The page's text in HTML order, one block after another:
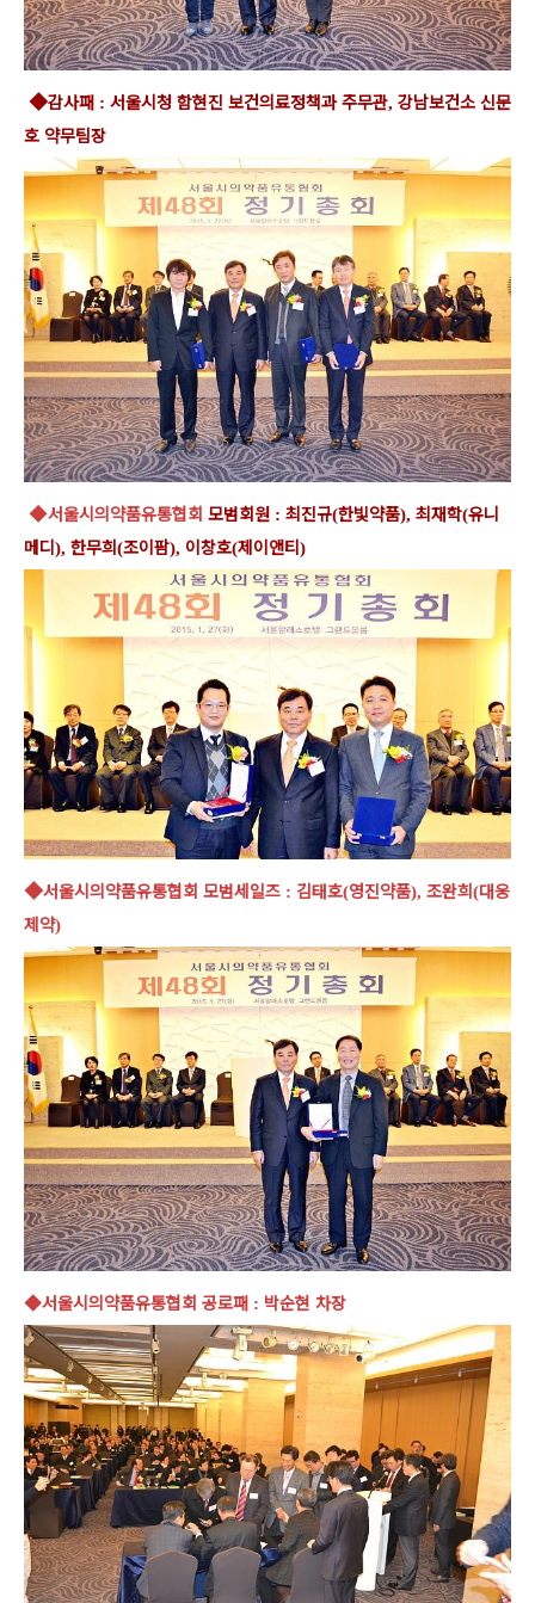
◆감사패 : 서울시청 함현진 보건의료정책과 주무관, 강남보건소 신문
호 약무팀장
◆서울시의약품유통협회 모범회원 : 최진규(한빛약품), 최재학(유니
메디 ), 한무희(조이팜), 이창호(제이앤티)
◆서울시의약품유통협회 모범세일즈 : 김태호(영진약품), 조완희(대웅
제약)
◆서울시의약품유통협회 공로패 : 박순현 차장